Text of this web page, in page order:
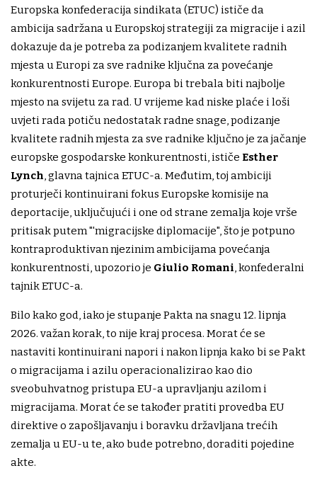
Europska konfederacija sindikata (ETUC) ističe da
ambicija sadržana u Europskoj strategiji za migracije i azil
dokazuje da je potreba za podizanjem kvalitete radnih
mjesta u Europi za sve radnike ključna za povećanje
konkurentnosti Europe. Europa bi trebala biti najbolje
mjesto na svijetu za rad. U vrijeme kad niske plaće i loši
uvjeti rada potiču nedostatak radne snage, podizanje
kvalitete radnih mjesta za sve radnike ključno je za jačanje
europske gospodarske konkurentnosti, ističe Esther
Lynch, glavna tajnica ETUC-a. Međutim, toj ambiciji
proturječi kontinuirani fokus Europske komisije na
deportacije, uključujući i one od strane zemalja koje vrše
pritisak putem "'migracijske diplomacije", što je potpuno
kontraproduktivan njezinim ambicijama povećanja
konkurentnosti, upozorio je Giulio Romani, konfederalni
tajnik ETUC-a.
Bilo kako god, iako je stupanje Pakta na snagu 12. lipnja
2026. važan korak, to nije kraj procesa. Morat će se
nastaviti kontinuirani napori i nakon lipnja kako bi se Pakt
o migracijama i azilu operacionalizirao kao dio
sveobuhvatnog pristupa EU-a upravljanju azilom i
migracijama. Morat će se također pratiti provedba EU
direktive o zapošljavanju i boravku državljana trećih
zemalja u EU-u te, ako bude potrebno, doraditi pojedine
akte.